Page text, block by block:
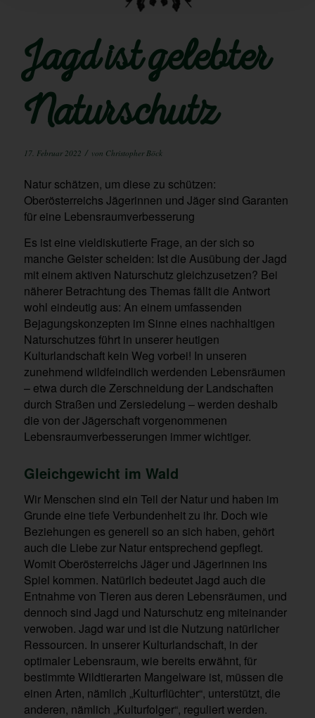
Jagd ist gelebter
Naturschutz
17. Februar 2022 / von Christopher Böck
Natur schätzen, um diese zu schützen:
Oberösterreichs Jägerinnen und Jäger sind Garanten
für eine Lebensraumverbesserung
Es ist eine vieldiskutierte Frage, an der sich so
manche Geister scheiden: Ist die Ausübung der Jagd
mit einem aktiven Naturschutz gleichzusetzen? Bei
näherer Betrachtung des Themas fällt die Antwort
wohl eindeutig aus: An einem umfassenden
Bejagungskonzepten im Sinne eines nachhaltigen
Naturschutzes führt in unserer heutigen
Kulturlandschaft kein Weg vorbei! In unseren
zunehmend wildfeindlich werdenden Lebensräumen
– etwa durch die Zerschneidung der Landschaften
durch Straßen und Zersiedelung – werden deshalb
die von der Jägerschaft vorgenommenen
Lebensraumverbesserungen immer wichtiger.
Gleichgewicht im Wald
Wir Menschen sind ein Teil der Natur und haben im
Grunde eine tiefe Verbundenheit zu ihr. Doch wie
Beziehungen es generell so an sich haben, gehört
auch die Liebe zur Natur entsprechend gepflegt.
Womit Oberösterreichs Jäger und Jägerinnen ins
Spiel kommen. Natürlich bedeutet Jagd auch die
Entnahme von Tieren aus deren Lebensräumen, und
dennoch sind Jagd und Naturschutz eng miteinander
verwoben. Jagd war und ist die Nutzung natürlicher
Ressourcen. In unserer Kulturlandschaft, in der
optimaler Lebensraum, wie bereits erwähnt, für
bestimmte Wildtierarten Mangelware ist, müssen die
einen Arten, nämlich „Kulturflüchter“, unterstützt, die
anderen, nämlich „Kulturfolger“, reguliert werden.